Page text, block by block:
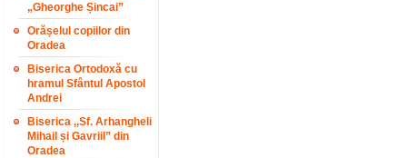
„Gheorghe Șincai”
Orășelul copiilor din
Oradea
Biserica Ortodoxă cu
hramul Sfântul Apostol
Andrei
Biserica ,,Sf. Arhangheli
Mihail și Gavriil” din
Oradea